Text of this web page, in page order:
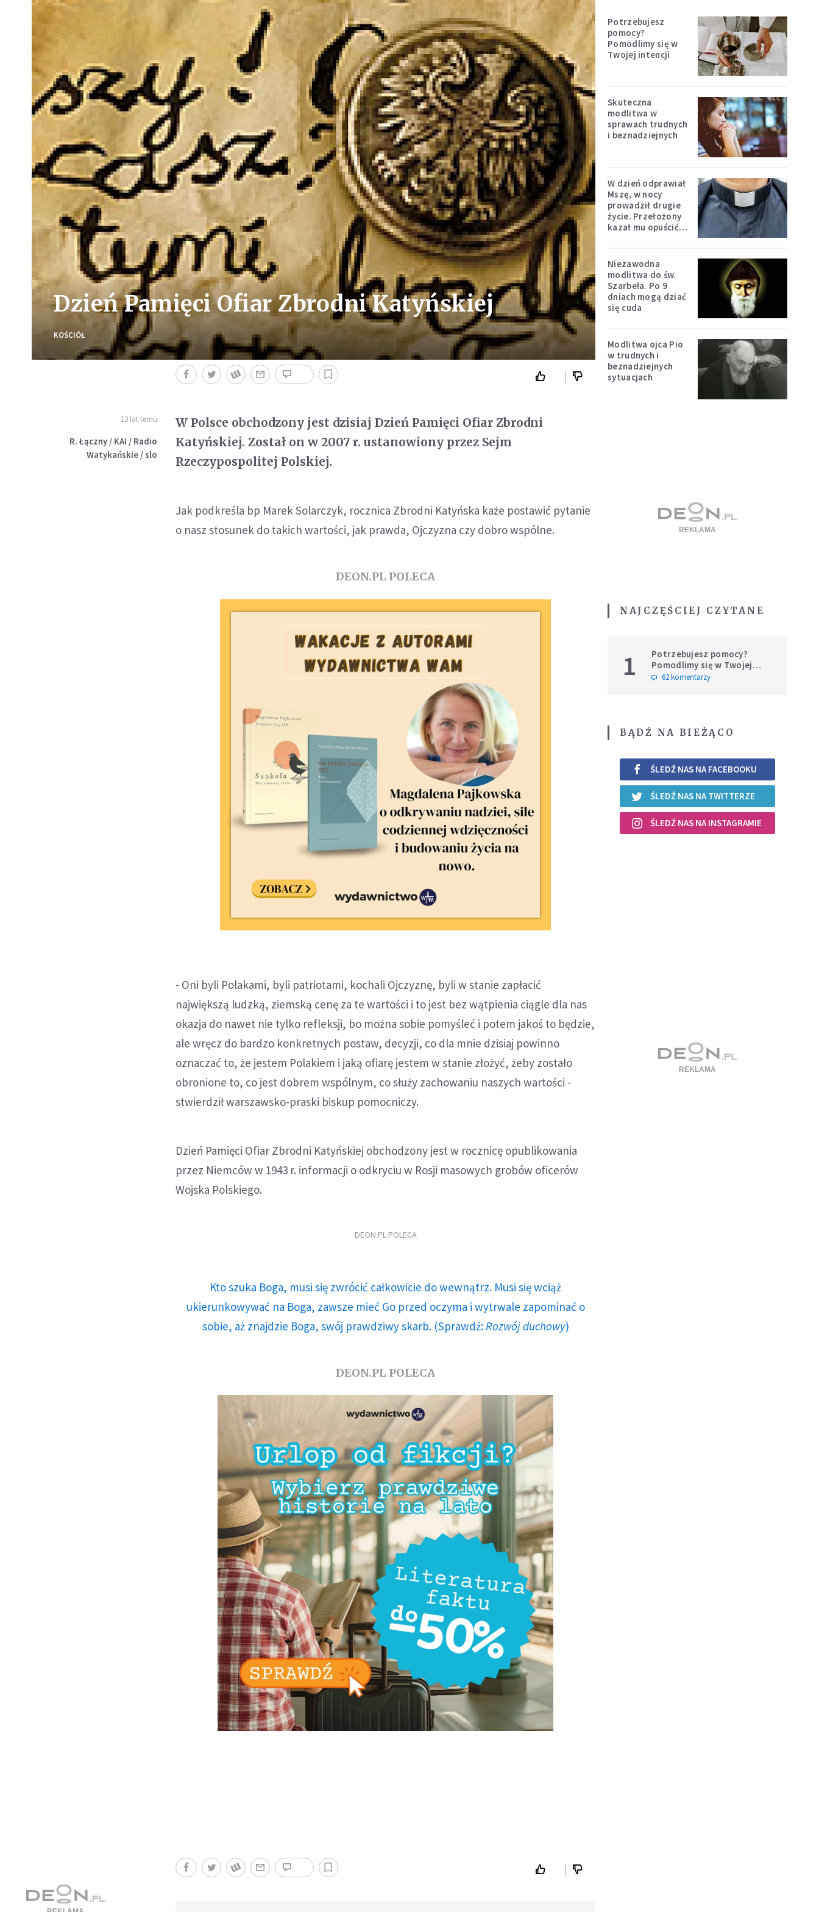
Dzień Pamięci Ofiar Zbrodni Katyńskiej
KOŚCIÓŁ
13 lat temu
R. Łączny / KAI / Radio
Watykańskie / slo
W Polsce obchodzony jest dzisiaj Dzień Pamięci Ofiar Zbrodni
Katyńskiej. Został on w 2007 r. ustanowiony przez Sejm
Rzeczypospolitej Polskiej.
Jak podkreśla bp Marek Solarczyk, rocznica Zbrodni Katyńska każe postawić pytanie
o nasz stosunek do takich wartości, jak prawda, Ojczyzna czy dobro wspólne.
DEON.PL POLECA
- Oni byli Polakami, byli patriotami, kochali Ojczyznę, byli w stanie zapłacić
największą ludzką, ziemską cenę za te wartości i to jest bez wątpienia ciągle dla nas
okazja do nawet nie tylko refleksji, bo można sobie pomyśleć i potem jakoś to będzie,
ale wręcz do bardzo konkretnych postaw, decyzji, co dla mnie dzisiaj powinno
oznaczać to, że jestem Polakiem i jaką ofiarę jestem w stanie złożyć, żeby zostało
obronione to, co jest dobrem wspólnym, co służy zachowaniu naszych wartości -
stwierdził warszawsko-praski biskup pomocniczy.
Dzień Pamięci Ofiar Zbrodni Katyńskiej obchodzony jest w rocznicę opublikowania
przez Niemców w 1943 r. informacji o odkryciu w Rosji masowych grobów oficerów
Wojska Polskiego.
DEON.PL POLECA
Kto szuka Boga, musi się zwrócić całkowicie do wewnątrz. Musi się wciąż
ukierunkowywać na Boga, zawsze mieć Go przed oczyma i wytrwale zapominać o
sobie, aż znajdzie Boga, swój prawdziwy skarb. (Sprawdź: Rozwój duchowy)
DEON.PL POLECA
Potrzebujesz
pomocy?
Pomodlimy się w
Twojej intencji
Skuteczna
modlitwa w
sprawach trudnych
i beznadziejnych
W dzień odprawiał
Mszę, w nocy
prowadził drugie
życie. Przełożony
kazał mu opuścić
Niezawodna
modlitwa do św.
Szarbela. Po 9
dniach mogą dziać
się cuda
Modlitwa ojca Pio
w trudnych i
beznadziejnych
sytuacjach
NAJCZĘŚCIEJ CZYTANE
1
Potrzebujesz pomocy?
Pomodlimy się w Twojej
intencji
62 komentarzy
BĄDŹ NA BIEŻĄCO
ŚLEDŹ NAS NA FACEBOOKU
ŚLEDŹ NAS NA TWITTERZE
ŚLEDŹ NAS NA INSTAGRAMIE